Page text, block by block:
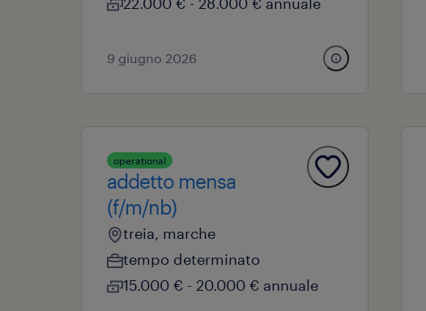
9 giugno 2026
operational
addetto mensa
(f/m/nb)
treia, marche
tempo determinato
15.000 € - 20.000 € annuale